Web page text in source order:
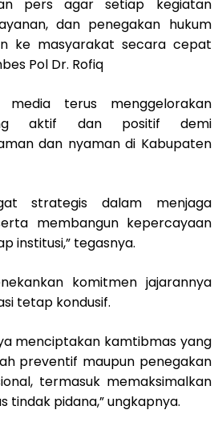
pers agar setiap kegiatan
dan penegakan hukum
ke masyarakat secara cepat
Pol Dr. Rofiq
terus menggelorakan
aktif dan positif demi
dan nyaman di Kabupaten
strategis dalam menjaga
membangun kepercayaan
institusi,” tegasnya.
komitmen jajarannya
tetap kondusif.
menciptakan kamtibmas yang
preventif maupun penegakan
termasuk memaksimalkan
tindak pidana,” ungkapnya.